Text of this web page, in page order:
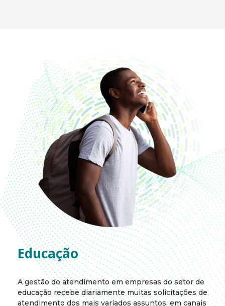
Educação
A gestão do atendimento em empresas do setor de
educação recebe diariamente muitas solicitações de
atendimento dos mais variados assuntos, em canais